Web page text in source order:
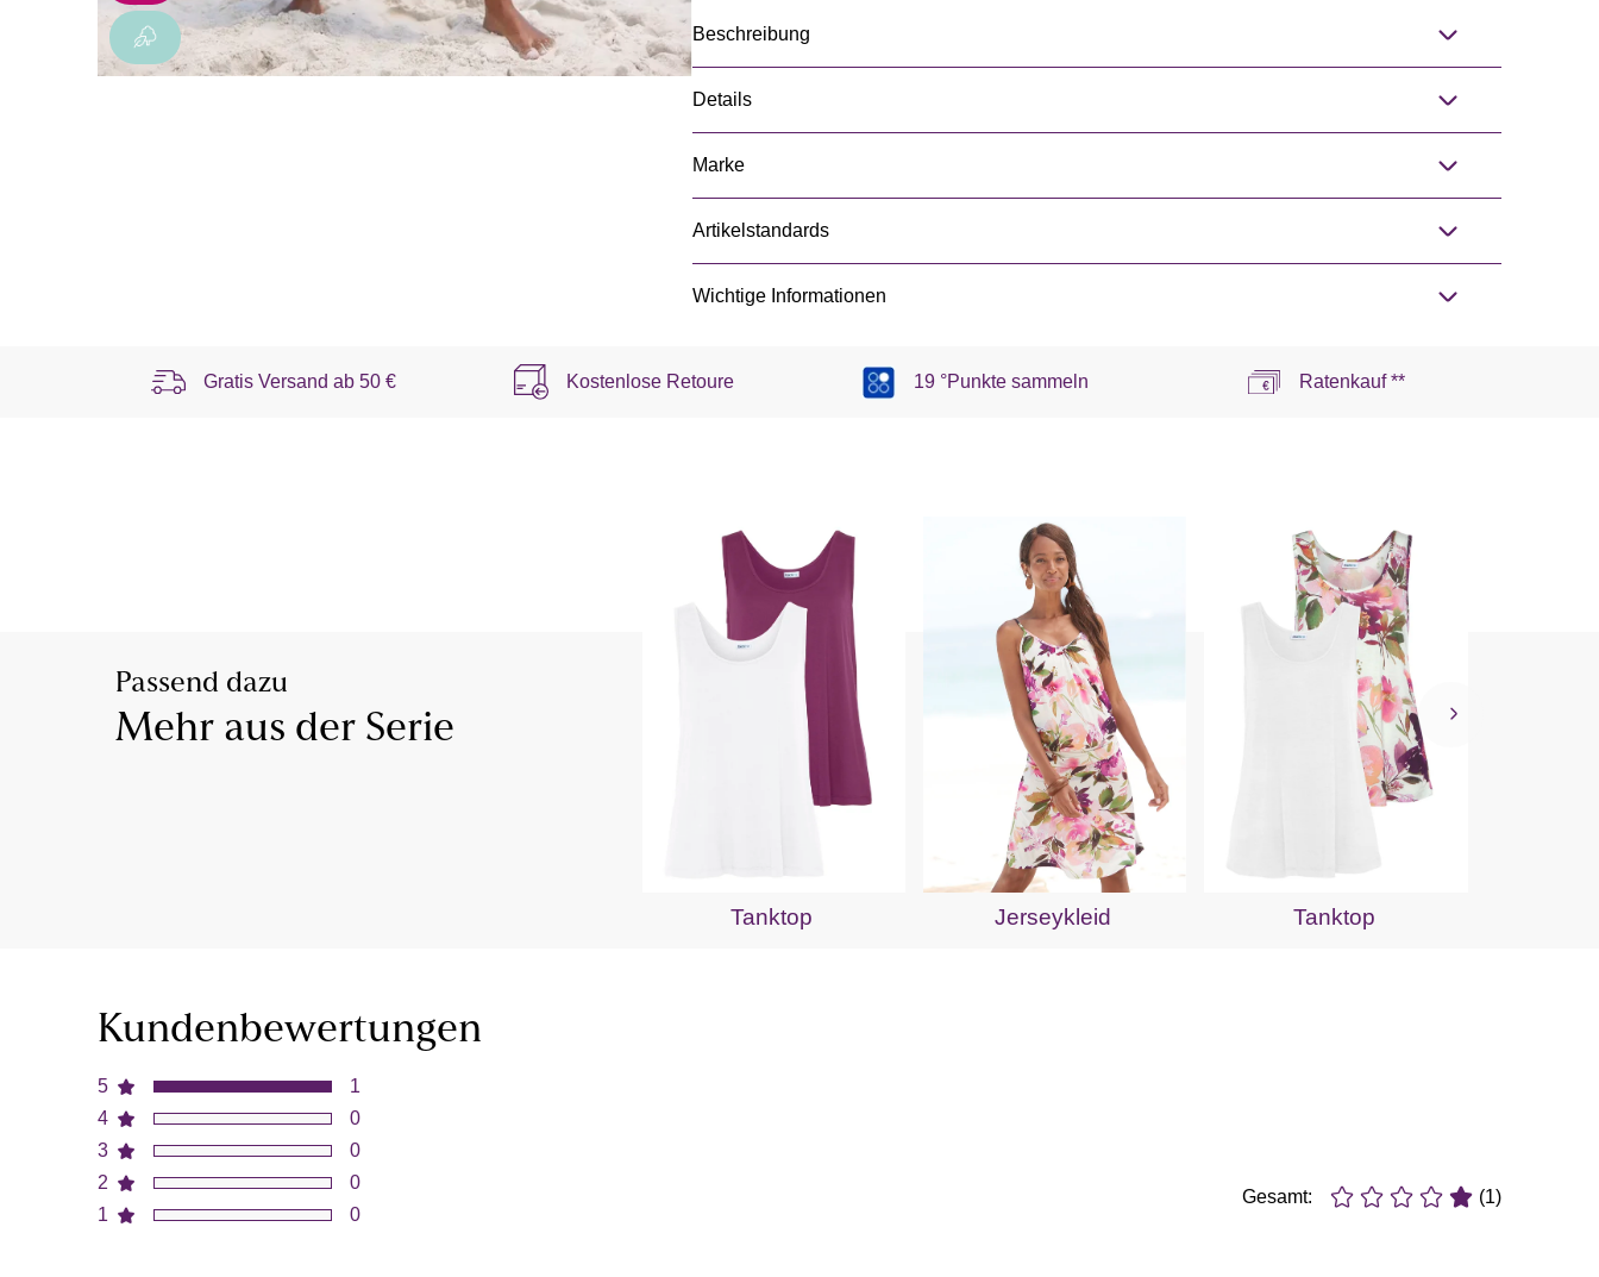
Beschreibung
Details
Marke
Artikelstandards
Wichtige Informationen
Gratis Versand ab 50 € Kostenlose Retoure 19 °Punkte sammeln Ratenkauf **
Passend dazu
Mehr aus der Serie
Tanktop Jerseykleid Tanktop
Kundenbewertungen
5
4
3
2
1
1
0
0
0
0
Gesamt: (1)